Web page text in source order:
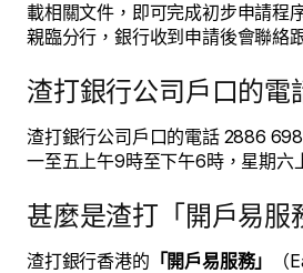
載相關文件，即可完成初步申請程
親臨分行，銀行收到申請後會聯絡
渣打銀行公司戶口的電
渣打銀行公司戶口的電話 2886
一至五上午9時至下午6時，星期六
甚麼是渣打「開戶易服
渣打銀行香港的 「開戶易服務」